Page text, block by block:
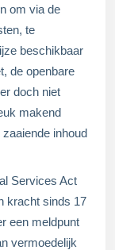
om via de
te
beschikbaar
de openbare
doch niet
makend
inhoud
Services Act
kracht sinds 17
een meldpunt
vermoedelijk